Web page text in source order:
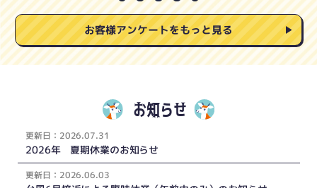
お客様アンケートをもっと見る
お知らせ
更新日： 2026.07.31
2026年 夏期休業のお知らせ
更新日： 2026.06.03